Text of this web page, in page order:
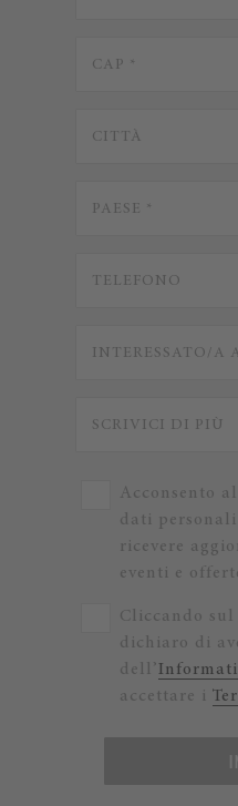
Acconsento
dati
ricevere
eventi e
Cliccando sul
dichiaro di
dell’
accettare i